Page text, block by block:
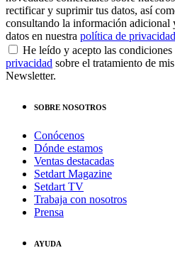
rectificar y suprimir tus datos, así
consultando la información adicional
datos en nuestra política de privacidad
He leído y acepto las condiciones
privacidad sobre el tratamiento de
Newsletter.
SOBRE NOSOTROS
Conócenos
Dónde estamos
Ventas destacadas
Setdart Magazine
Setdart TV
Trabaja con nosotros
Prensa
AYUDA